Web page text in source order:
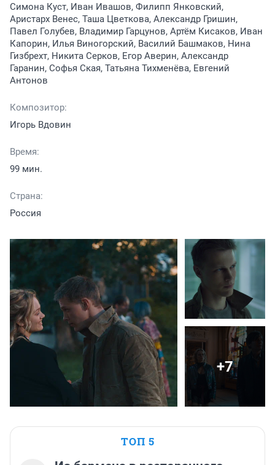
Симона Куст, Иван Ивашов, Филипп Янковский,
Аристарх Венес, Таша Цветкова, Александр Гришин,
Павел Голубев, Владимир Гарцунов, Артём Кисаков, Иван
Капорин, Илья Виногорский, Василий Башмаков, Нина
Гизбрехт, Никита Серков, Егор Аверин, Александр
Гаранин, Софья Ская, Татьяна Тихменёва, Евгений
Антонов
Композитор:
Игорь Вдовин
Время:
99 мин.
Страна:
Россия
+7
ТОП 5